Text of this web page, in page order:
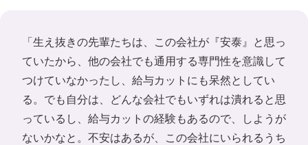
「生え抜きの先輩たちは、この会社が『安泰』と思っ
ていたから、他の会社でも通用する専門性を意識して
つけていなかったし、給与カットにも呆然としてい
る。でも自分は、どんな会社でもいずれは潰れると思
っているし、給与カットの経験もあるので、しようが
ないかなと。不安はあるが、この会社にいられるうち